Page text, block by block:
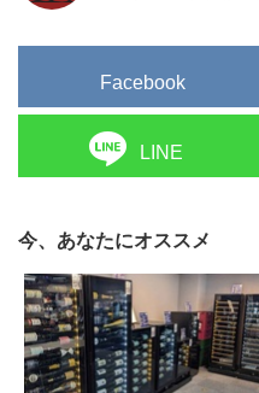
Facebook
LINE
今、あなたにオススメ